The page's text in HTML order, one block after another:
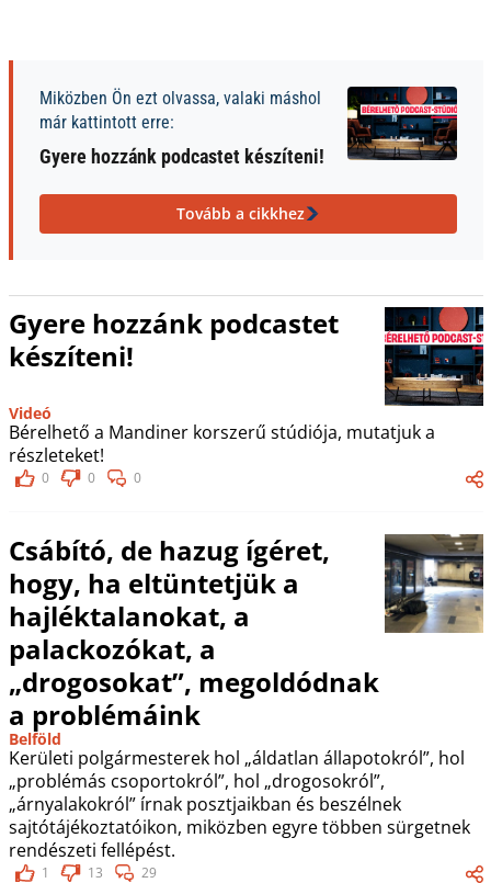
Miközben Ön ezt olvassa, valaki máshol
már kattintott erre:
Gyere hozzánk podcastet készíteni!
Tovább a cikkhez
Gyere hozzánk podcastet
készíteni!
Videó
Bérelhető a Mandiner korszerű stúdiója, mutatjuk a
részleteket!
0 0 0
Csábító, de hazug ígéret,
hogy, ha eltüntetjük a
hajléktalanokat, a
palackozókat, a
„drogosokat”, megoldódnak
a problémáink
Belföld
Kerületi polgármesterek hol „áldatlan állapotokról”, hol
„problémás csoportokról”, hol „drogosokról”,
„árnyalakokról” írnak posztjaikban és beszélnek
sajtótájékoztatóikon, miközben egyre többen sürgetnek
rendészeti fellépést.
1 13 29